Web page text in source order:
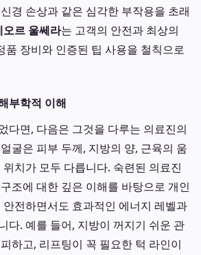
경 손상과 같은 심각한 부작용을 초래
오르 울쎄라는 고객의 안전과 최상의
품 장비와 인증된 팁 사용을 철칙으로
부학적 이해
다면, 다음은 그것을 다루는 의료진의
굴은 피부 두께, 지방의 양, 근육의 움
치가 모두 다릅니다. 숙련된 의료진
조에 대한 깊은 이해를 바탕으로 개인
전하면서도 효과적인 에너지 레벨과
다. 예를 들어, 지방이 꺼지기 쉬운 관
하고, 리프팅이 꼭 필요한 턱 라인이